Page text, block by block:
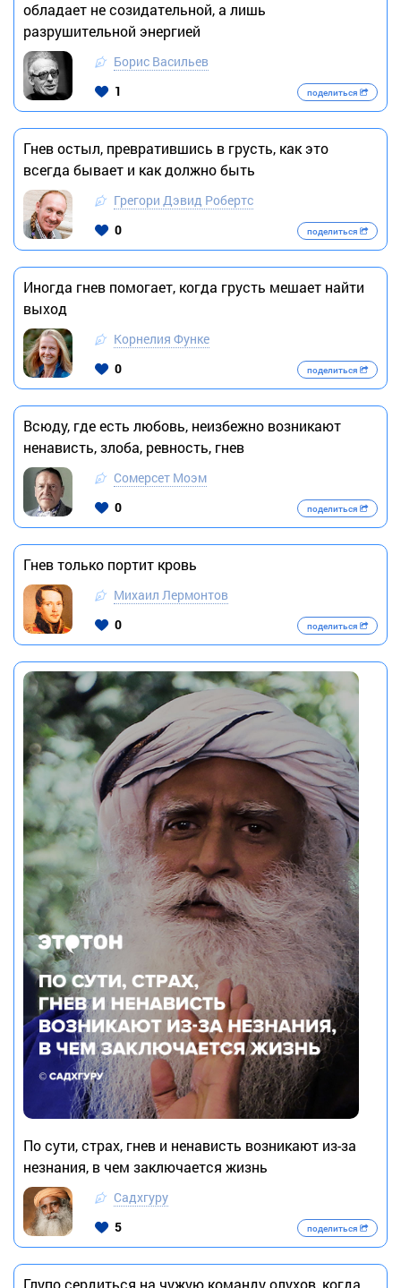
обладает не созидательной, а лишь
разрушительной энергией
Борис Васильев
1
поделиться
Гнев остыл, превратившись в грусть, как это
всегда бывает и как должно быть
Грегори Дэвид Робертс
0
поделиться
Иногда гнев помогает, когда грусть мешает найти
выход
Корнелия Функе
0
поделиться
Всюду, где есть любовь, неизбежно возникают
ненависть, злоба, ревность, гнев
Сомерсет Моэм
0
поделиться
Гнев только портит кровь
Михаил Лермонтов
0
поделиться
По сути, страх, гнев и ненависть возникают из-за
незнания, в чем заключается жизнь
Садхгуру
5
поделиться
Глупо сердиться на чужую команду олухов, когда